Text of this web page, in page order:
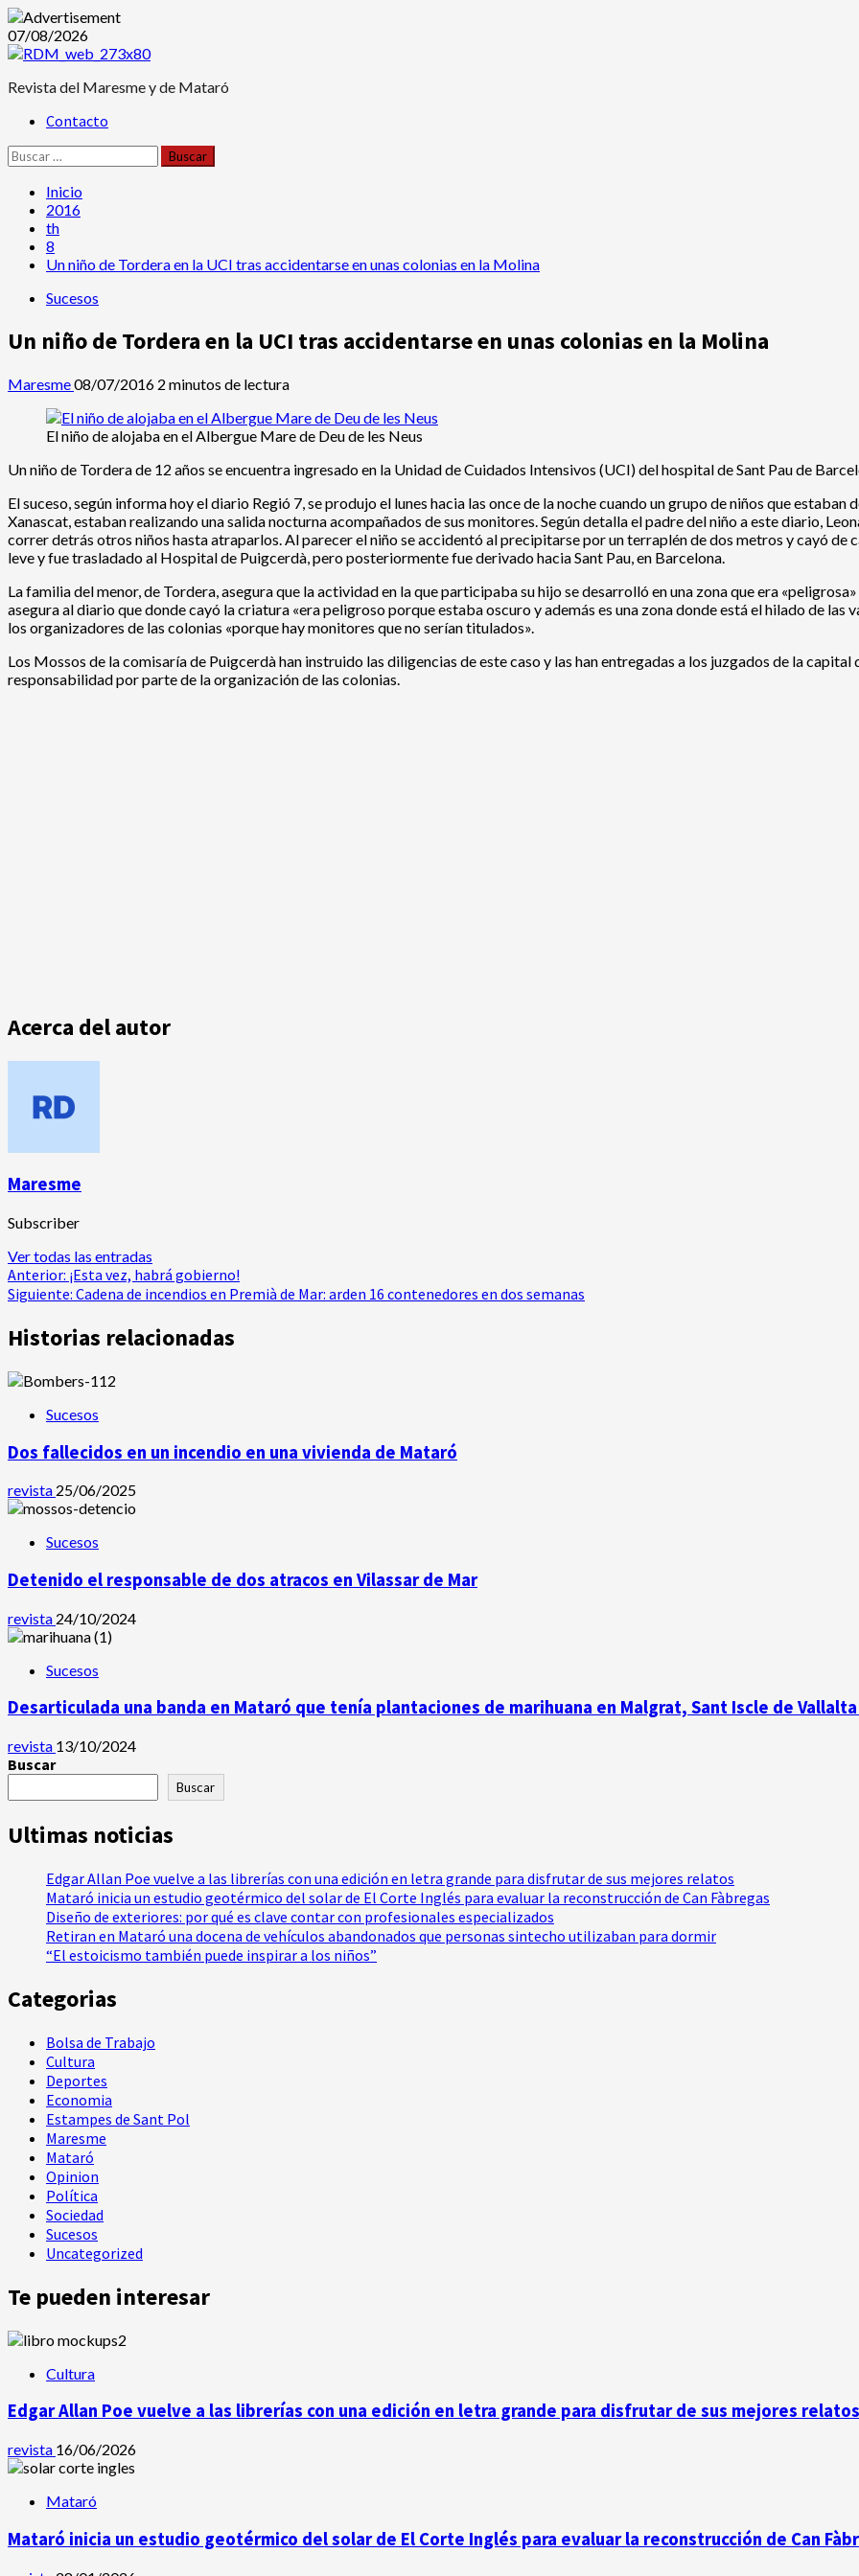
Saltar
al
07/08/2026
Revista del Maresme y de Mataró
Menú Contacto
Buscar:
Inicio
2016
th
8
Un niño de Tordera en la UCI tras accidentarse en unas colonias en la Molina
Sucesos
Un niño de Tordera en la UCI tras accidentarse en unas colonias en la Molina
Maresme08/07/2016 2 minutos de lectura
El niño de alojaba en el Albergue Mare de Deu de les Neus
Un niño de Tordera de 12 años se encuentra ingresado en la Unidad de Cuidados Intensivos (UCI) del hospital de Sant Pau de
El suceso, según informa hoy el diario Regió 7, se produjo el lunes hacia las once de la noche cuando un grupo de niños que
Xanascat, estaban realizando una salida nocturna acompañados de sus monitores. Según detalla el padre del niño a este diario,
correr detrás otros niños hasta atraparlos. Al parecer el niño se accidentó al precipitarse por un terraplén de dos metros y cayó de
leve y fue trasladado al Hospital de Puigcerdà, pero posteriormente fue derivado hacia Sant Pau, en Barcelona.
La familia del menor, de Tordera, asegura que la actividad en la que participaba su hijo se desarrolló en una zona que era
asegura al diario que donde cayó la criatura «era peligroso porque estaba oscuro y además es una zona donde está el hilado de
los organizadores de las colonias «porque hay monitores que no serían titulados».
Los Mossos de la comisaría de Puigcerdà han instruido las diligencias de este caso y las han entregadas a los juzgados de la
responsabilidad por parte de la organización de las colonias.
Acerca del autor
Maresme
Subscriber
Ver todas las entradas
Navegación
de
entradas
Anterior: ¡Esta vez, habrá gobierno!
Siguiente: Cadena de incendios en Premià de Mar: arden 16 contenedores en dos semanas
Historias relacionadas
Sucesos
Dos fallecidos en un incendio en una vivienda de Mataró
revista 25/06/2025
Sucesos
Detenido el responsable de dos atracos en Vilassar de Mar
revista 24/10/2024
Sucesos
Desarticulada una banda en Mataró que tenía plantaciones de marihuana en Malgrat, Sant Iscle de
revista 13/10/2024
Buscar
Buscar
Ultimas noticias
Edgar Allan Poe vuelve a las librerías con una edición en letra grande para disfrutar de sus mejores relatos
Mataró inicia un estudio geotérmico del solar de El Corte Inglés para evaluar la reconstrucción de Can Fàbregas
Diseño de exteriores: por qué es clave contar con profesionales especializados
Retiran en Mataró una docena de vehículos abandonados que personas sintecho utilizaban para dormir
“El estoicismo también puede inspirar a los niños”
Categorias
Bolsa de Trabajo
Cultura
Deportes
Economia
Estampes de Sant Pol
Maresme
Mataró
Opinion
Política
Sociedad
Sucesos
Uncategorized
Te pueden interesar
Cultura
Edgar Allan Poe vuelve a las librerías con una edición en letra grande para disfrutar de sus mejores relatos
revista 16/06/2026
Mataró
Mataró inicia un estudio geotérmico del solar de El Corte Inglés para evaluar la reconstrucción de Can